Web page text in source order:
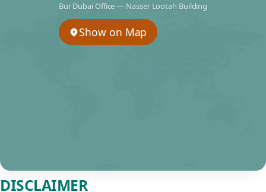
Bur Dubai Office — Nasser Lootah Building
Show on Map
DISCLAIMER